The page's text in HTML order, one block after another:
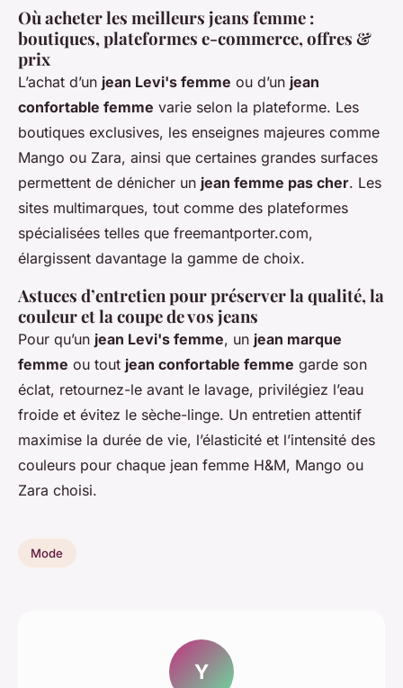
Où acheter les meilleurs jeans femme :
boutiques, plateformes e-commerce, offres &
prix
L’achat d’un jean Levi's femme ou d’un jean
confortable femme varie selon la plateforme. Les
boutiques exclusives, les enseignes majeures comme
Mango ou Zara, ainsi que certaines grandes surfaces
permettent de dénicher un jean femme pas cher. Les
sites multimarques, tout comme des plateformes
spécialisées telles que freemantporter.com,
élargissent davantage la gamme de choix.
Astuces d’entretien pour préserver la qualité, la
couleur et la coupe de vos jeans
Pour qu’un jean Levi's femme, un jean marque
femme ou tout jean confortable femme garde son
éclat, retournez-le avant le lavage, privilégiez l’eau
froide et évitez le sèche-linge. Un entretien attentif
maximise la durée de vie, l’élasticité et l’intensité des
couleurs pour chaque jean femme H&M, Mango ou
Zara choisi.
Mode
Y